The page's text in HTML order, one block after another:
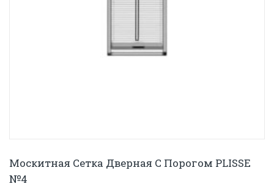
Москитная Сетка Дверная С Порогом PLISSE
№4